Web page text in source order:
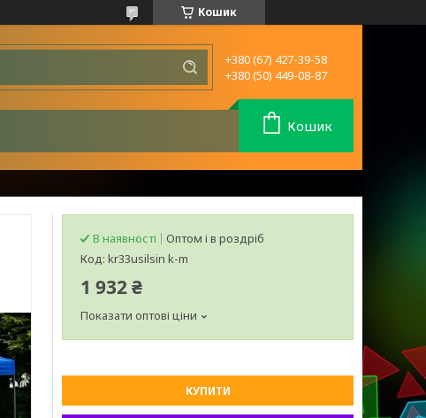
Кошик
+380 (67) 427-39-58
+380 (50) 449-08-87
Кошик
В наявності
Оптом і в роздріб
Код: kr33usilsin k-m
1 932 ₴
Показати оптові ціни
КУПИТИ